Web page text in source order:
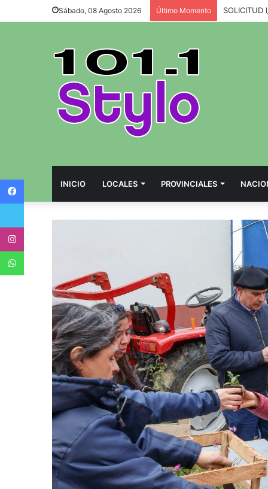
Sábado, 08 Agosto 2026 Último Momento SOLICITUD
INICIO LOCALES PROVINCIALES
Twitter